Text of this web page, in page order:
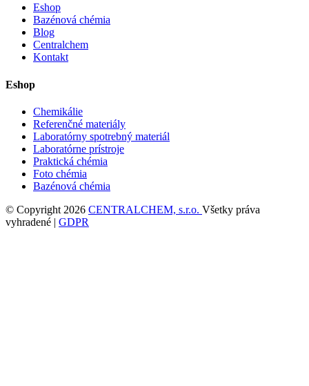
Eshop
Bazénová chémia
Blog
Centralchem
Kontakt
Eshop
Chemikálie
Referenčné materiály
Laboratórny spotrebný materiál
Laboratórne prístroje
Praktická chémia
Foto chémia
Bazénová chémia
© Copyright 2026 CENTRALCHEM, s.r.o. Všetky práva
vyhradené | GDPR